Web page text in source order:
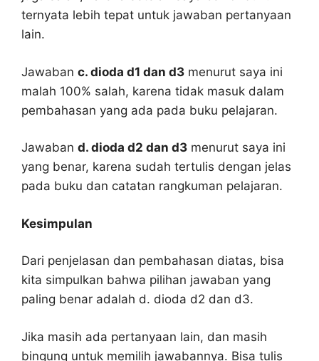
ternyata lebih tepat untuk jawaban pertanyaan
lain.
Jawaban c. dioda d1 dan d3 menurut saya ini
malah 100% salah, karena tidak masuk dalam
pembahasan yang ada pada buku pelajaran.
Jawaban d. dioda d2 dan d3 menurut saya ini
yang benar, karena sudah tertulis dengan jelas
pada buku dan catatan rangkuman pelajaran.
Kesimpulan
Dari penjelasan dan pembahasan diatas, bisa
kita simpulkan bahwa pilihan jawaban yang
paling benar adalah d. dioda d2 dan d3.
Jika masih ada pertanyaan lain, dan masih
bingung untuk memilih jawabannya. Bisa tulis